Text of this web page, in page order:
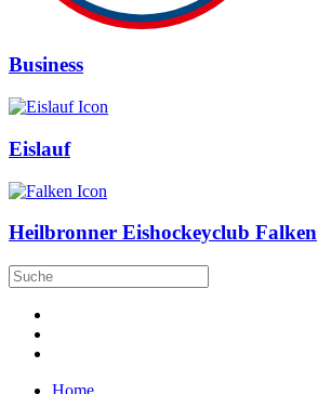
Business
Eislauf
Heilbronner Eishockeyclub Falken
Home